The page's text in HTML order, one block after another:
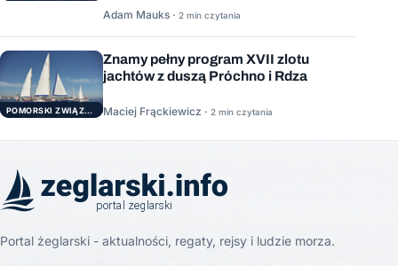
Adam Mauks · 2 min czytania
POMORSKI ZWIĄZEK ŻEGLARSKI
Znamy pełny program XVII zlotu
jachtów z duszą Próchno i Rdza
Maciej Frąckiewicz · 2 min czytania
Portal żeglarski - aktualności, regaty, rejsy i ludzie morza.